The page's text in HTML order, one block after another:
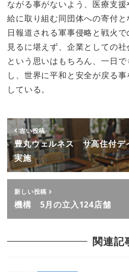
ながる事がないよう、医療支
給に取り組む同団体への寄付
日報道される軍事侵略と戦火
見るに堪えず、企業としての
という思いはもちろん、一日
し、世界に平和と安全が戻る
している。
古い投稿
豊丸ウェルネス サ高住付デ
実施
新しい投稿
機構 5月の立入124店舗
関連記